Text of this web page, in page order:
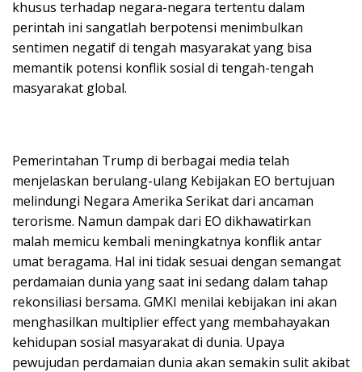
khusus terhadap negara-negara tertentu dalam
perintah ini sangatlah berpotensi menimbulkan
sentimen negatif di tengah masyarakat yang bisa
memantik potensi konflik sosial di tengah-tengah
masyarakat global.
Pemerintahan Trump di berbagai media telah
menjelaskan berulang-ulang Kebijakan EO bertujuan
melindungi Negara Amerika Serikat dari ancaman
terorisme. Namun dampak dari EO dikhawatirkan
malah memicu kembali meningkatnya konflik antar
umat beragama. Hal ini tidak sesuai dengan semangat
perdamaian dunia yang saat ini sedang dalam tahap
rekonsiliasi bersama. GMKI menilai kebijakan ini akan
menghasilkan multiplier effect yang membahayakan
kehidupan sosial masyarakat di dunia. Upaya
pewujudan perdamaian dunia akan semakin sulit akibat